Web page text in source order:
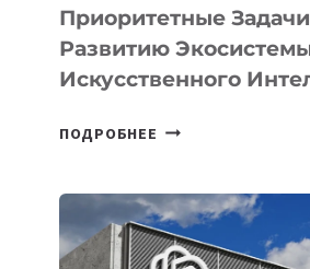
Приоритетные
Развитию
Искусственного
ПОДРОБНЕЕ В
ПРИОРИТЕТНЫЕ
ЗАДАЧИ
ПО